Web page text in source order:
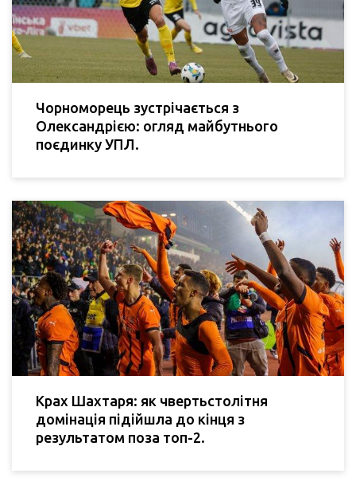
Чорноморець зустрічається з
Олександрією: огляд майбутнього
поєдинку УПЛ.
Крах Шахтаря: як чвертьстолітня
домінація підійшла до кінця з
результатом поза топ-2.